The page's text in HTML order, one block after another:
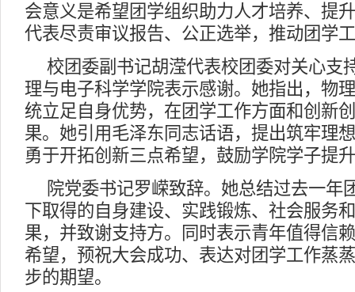
会意义是希望团学组织助力人才培养、提
代表尽责审议报告、公正选举，推动团学
校团委副书记胡滢代表校团委对关心支
理与电子科学学院表示感谢。她指出，物
统立足自身优势，在团学工作方面和创新
果。她引用毛泽东同志话语，提出筑牢理
勇于开拓创新三点希望，鼓励学院学子提
院党委书记罗嵘致辞。她总结过去一年
下取得的自身建设、实践锻炼、社会服务
果，并致谢支持方。同时表示青年值得信
希望，预祝大会成功、表达对团学工作蒸
步的期望。